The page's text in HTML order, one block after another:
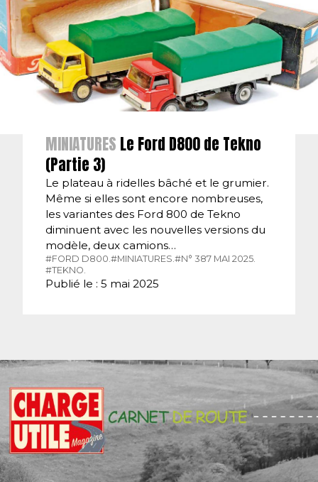
MINIATURES Le Ford D800 de Tekno
(Partie 3)
Le plateau à ridelles bâché et le grumier.
Même si elles sont encore nombreuses,
les variantes des Ford 800 de Tekno
diminuent avec les nouvelles versions du
modèle, deux camions…
#FORD D800.#MINIATURES.#N° 387 MAI 2025.
#TEKNO.
Publié le : 5 mai 2025